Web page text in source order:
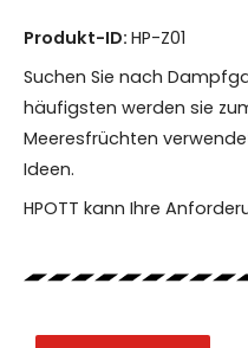
Produkt-ID: HP-Z01
Suchen Sie nach
häufigsten werden sie
Meeresfrüchten
Ideen.
HPOTT kann Ihre